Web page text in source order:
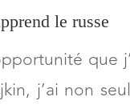
le russe
que
j’ai non